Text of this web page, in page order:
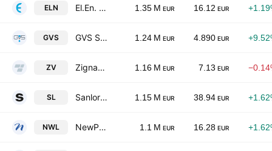
ELN El.En. S.p.A. 1.35 M EUR 16.12 EUR
GVS GVS S.p.A 1.24 M EUR 4.890 EUR
ZV Zignago Vetro SpA 1.16 M EUR 7.13 EUR
SL Sanlorenzo S.p.A. 1.15 M EUR 38.94 EUR
NWL NewPrinces S.p.A. 1.1 M EUR 16.28 EUR